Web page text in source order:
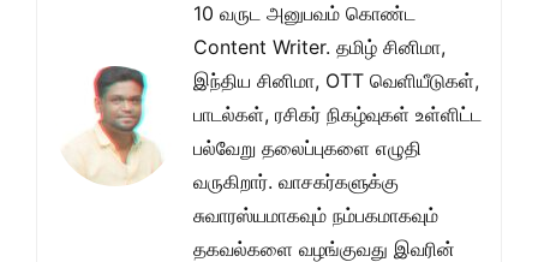
10 வருட அனுபவம் கொண்ட
Content Writer. தமிழ் சினிமா,
இந்திய சினிமா, OTT வெளியீடுகள்,
பாடல்கள், ரசிகர் நிகழ்வுகள் உள்ளிட்ட
பல்வேறு தலைப்புகளை எழுதி
வருகிறார். வாசகர்களுக்கு
சுவாரஸ்யமாகவும் நம்பகமாகவும்
தகவல்களை வழங்குவது இவரின்